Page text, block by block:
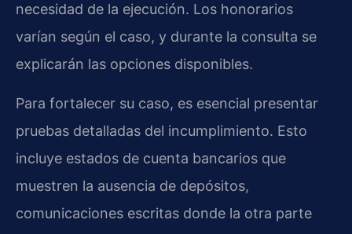
necesidad de la ejecución. Los honorarios
varían según el caso, y durante la consulta se
explicarán las opciones disponibles.
Para fortalecer su caso, es esencial presentar
pruebas detalladas del incumplimiento. Esto
incluye estados de cuenta bancarios que
muestren la ausencia de depósitos,
comunicaciones escritas donde la otra parte